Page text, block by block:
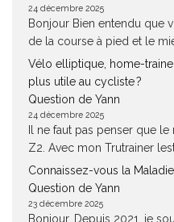
24 décembre 2025
Bonjour Bien entendu que
de la course à pied et le
Vélo elliptique, home-
plus utile au cycliste ?
Question de Yann
24 décembre 2025
Il ne faut pas penser que
Z2. Avec mon Trutrainer
Connaissez-vous la
Question de Yann
23 décembre 2025
Bonjour, Depuis 2021, je